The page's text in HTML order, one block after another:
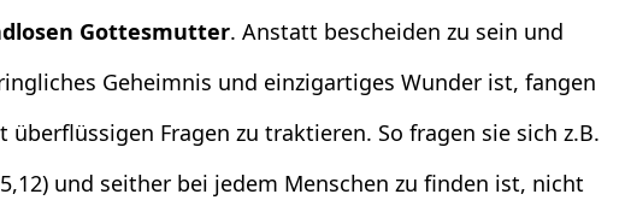
Gottesmutter. Anstatt bescheiden zu sein und
Geheimnis und einzigartiges Wunder ist, fangen
Fragen zu traktieren. So fragen sie sich z.B.
und seither bei jedem Menschen zu finden ist, nicht